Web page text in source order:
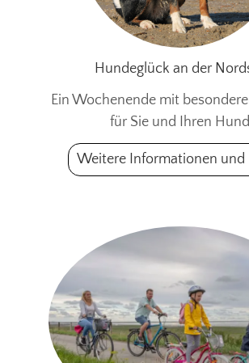
Hundeglück an der
Ein Wochenende mit
für Sie und Ihren
Weitere Informationen und